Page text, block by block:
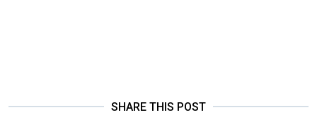
SHARE THIS POST